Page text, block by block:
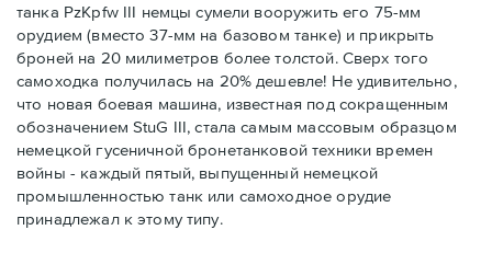
танка PzKpfw III немцы сумели вооружить его 75-мм
орудием (вместо 37-мм на базовом танке) и прикрыть
броней на 20 милиметров более толстой. Сверх того
самоходка получилась на 20% дешевле! Не удивительно,
что новая боевая машина, известная под сокращенным
обозначением StuG III, стала самым массовым образцом
немецкой гусеничной бронетанковой техники времен
войны - каждый пятый, выпущенный немецкой
промышленностью танк или самоходное орудие
принадлежал к этому типу.